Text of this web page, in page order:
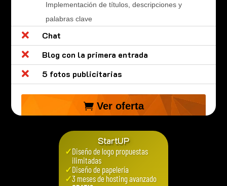
Implementación de títulos, descripciones y
palabras clave

Chat

Blog con la primera entrada

5 fotos publicitarias
Ver oferta
StartUP
✓Diseño de logo propuestas
ilimitadas
✓Diseño de papelería
✓3 meses de hosting avanzado